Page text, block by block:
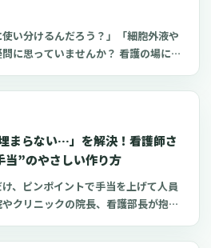
使い分けるんだろう？」「細胞外液や
に思っていませんか？ 看護の場にお
の輸液製剤の特徴や使い分けを理解
回は、看護師が知っておきたい電解
わかりやすく解説します。
まらない…」を解決！看護師さ
当”のやさしい作り方
、ピンポイントで手当を上げて人員
クリニックの院長、看護部長が抱え
ク手当（変動手当）」という考え方